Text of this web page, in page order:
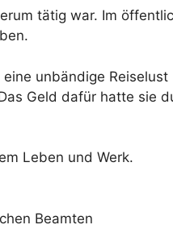
tätig war. Im
unbändige Reiselust
Geld dafür hatte sie
Leben und Werk.
Beamten